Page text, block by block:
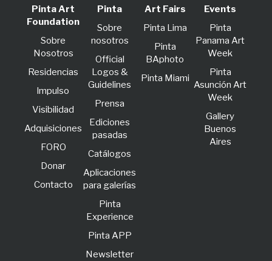
Pinta Art
Foundation
Sobre
Nosotros
Residencias
lmpulso
Visibilidad
Adquisiciones
FORO
Donar
Contacto
Pinta
Sobre
nosotros
Official
Logos &
Guidelines
Prensa
Ediciones
pasadas
Catálogos
Aplicaciones
para galerías
Pinta
Experience
Pinta APP
Newsletter
Art Fairs
Pinta Lima
Pinta
BAphoto
Pinta Miami
Events
Pinta
Panama Art
Week
Pinta
Asunción Art
Week
Gallery
Buenos
Aires